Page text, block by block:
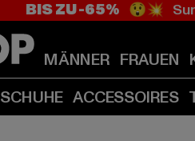
BIS ZU -65% 😲💥
MÄNNER FRAUEN
SCHUHE ACCESSOIRES